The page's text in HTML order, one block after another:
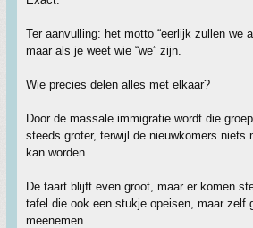
Ter aanvulling: het motto “eerlijk zullen we
maar als je weet wie “we” zijn.
Wie precies delen alles met elkaar?
Door de massale immigratie wordt die
steeds groter, terwijl de nieuwkomers niets
kan worden.
De taart blijft even groot, maar er komen
tafel die ook een stukje opeisen, maar zelf
meenemen.